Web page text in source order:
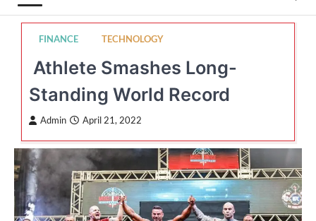
FINANCE TECHNOLOGY
Athlete Smashes Long-
Standing World Record
Admin April 21, 2022